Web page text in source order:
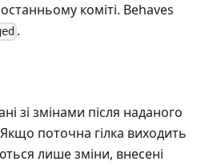
коміті. Behaves
.
зі змінами після наданого
поточна гілка виходить
лише зміни, внесені